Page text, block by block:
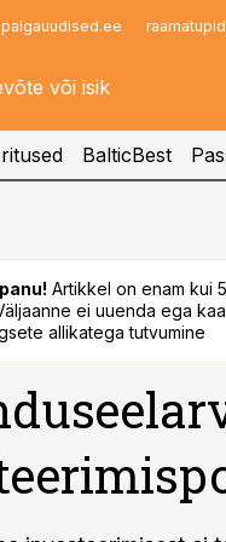
palgauudised.ee
Infopank
BalticBest
Artikkel on enam kui
ei uuenda ega
allikatega tutvumine